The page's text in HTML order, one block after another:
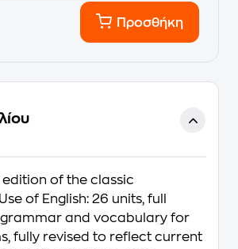
Προσθήκη
of the classic
of English: 26 units, full
and vocabulary for
fully revised to reflect current